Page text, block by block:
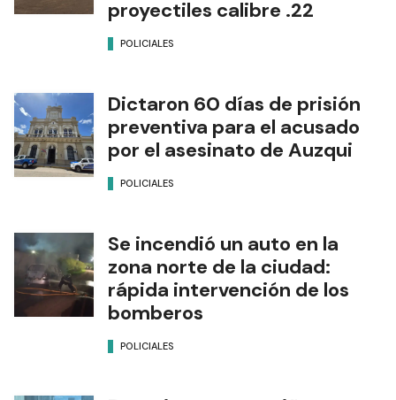
proyectiles calibre .22
POLICIALES
Dictaron 60 días de prisión
preventiva para el acusado
por el asesinato de Auzqui
POLICIALES
Se incendió un auto en la
zona norte de la ciudad:
rápida intervención de los
bomberos
POLICIALES